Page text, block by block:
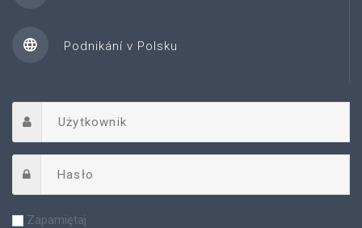
Podnikání v Polsku
Zapamiętaj